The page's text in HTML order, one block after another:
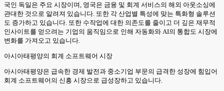
국인 독일은 주요 시장이며, 영국은 금융 및 회계 서비스의 해외 아웃소싱에
관대한 것으로 알려져 있습니다. 또한 각 산업별 특성에 맞는 특화형 솔루션
도 증가하고 있습니다. 또한 수작업에 대한 의존도를 줄이고 더 깊은 재무적
인사이트를 얻으려는 기업의 움직임으로 인해 자동화와 AI의 통합도 시장에
변화를 가져오고 있습니다.
아시아태평양의 회계 소프트웨어 시장
아시아태평양은 급속한 경제 발전과 중소기업 부문의 급격한 성장에 힘입어
회계 소프트웨어의 신흥 시장으로 급성장하고 있습니다.